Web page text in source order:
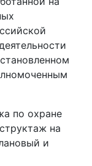
по охране
на
и